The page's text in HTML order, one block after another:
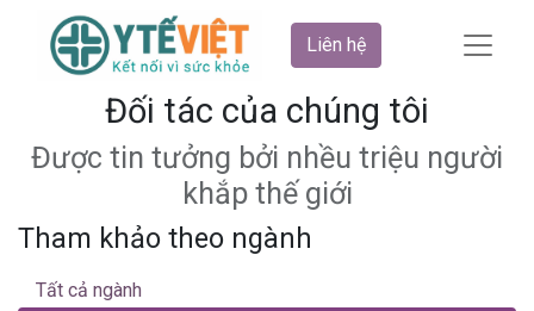
Liên hệ
Đối tác của chúng tôi
Được tin tưởng bởi nhều triệu người
khắp thế giới
Tham khảo theo ngành
Tất cả ngành